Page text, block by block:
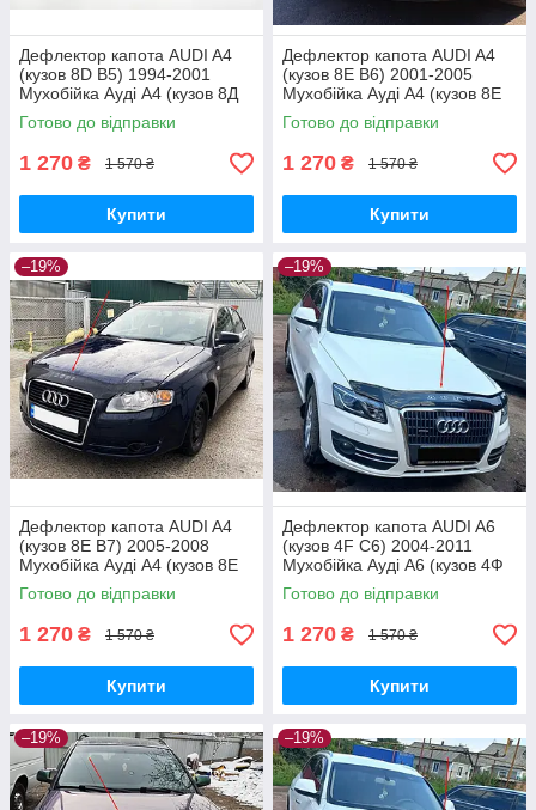
Дефлектор капота AUDI A4
(кузов 8D B5) 1994-2001
Мухобійка Ауді А4 (кузов 8Д
Б5)
Готово до відправки
1 270 ₴ 1 570 ₴
Купити
Дефлектор капота AUDI A4
(кузов 8Е В6) 2001-2005
Мухобійка Ауді А4 (кузов 8Е
В6)
Готово до відправки
1 270 ₴ 1 570 ₴
Купити
–19%
Дефлектор капота AUDI A4
(кузов 8Е В7) 2005-2008
Мухобійка Ауді А4 (кузов 8Е
В7)
Готово до відправки
1 270 ₴ 1 570 ₴
Купити
–19%
Дефлектор капота AUDI A6
(кузов 4F С6) 2004-2011
Мухобійка Ауді А6 (кузов 4Ф
С6)
Готово до відправки
1 270 ₴ 1 570 ₴
Купити
–19% –19%